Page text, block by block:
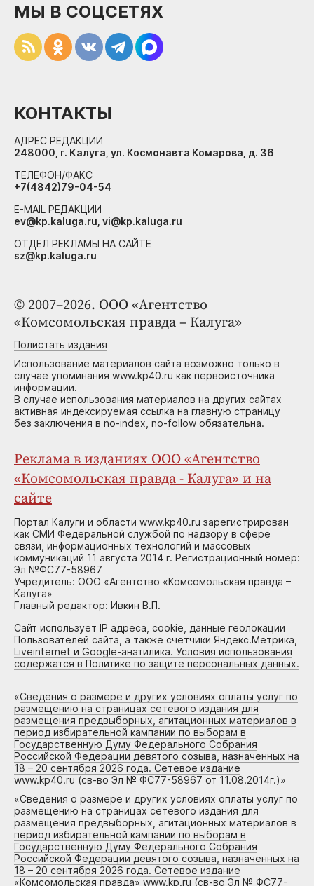
© 2007–2026. ООО «Агентство
«Комсомольская правда – Калуга»
Полистать издания
Использование материалов сайта возможно только в
случае упоминания www.kp40.ru как первоисточника
информации.
В случае использования материалов на других сайтах
активная индексируемая ссылка на главную страницу
без заключения в no-index, no-follow обязательна.
Реклама в изданиях ООО «Агентство
«Комсомольская правда - Калуга» и на
сайте
Портал Калуги и области www.kp40.ru зарегистрирован
как СМИ Федеральной службой по надзору в сфере
связи, информационных технологий и массовых
коммуникаций 11 августа 2014 г. Регистрационный номер:
Эл №ФС77-58967
Учредитель: ООО «Агентство «Комсомольская правда –
Калуга»
Главный редактор: Ивкин В.П.
Сайт использует IP адреса, cookie, данные геолокации
Пользователей сайта, а также счетчики Яндекс.Метрика,
Liveinternet и Google-анатилика. Условия использования
содержатся в Политике по защите персональных данных.
«Сведения о размере и других условиях оплаты услуг по
размещению на страницах сетевого издания для
размещения предвыборных, агитационных материалов в
период избирательной кампании по выборам в
Государственную Думу Федерального Собрания
Российской Федерации девятого созыва, назначенных на
18 – 20 сентября 2026 года. Сетевое издание
www.kp40.ru (св-во Эл № ФС77-58967 от 11.08.2014г.)»
«Сведения о размере и других условиях оплаты услуг по
размещению на страницах сетевого издания для
размещения предвыборных, агитационных материалов в
период избирательной кампании по выборам в
Государственную Думу Федерального Собрания
Российской Федерации девятого созыва, назначенных на
18 – 20 сентября 2026 года. Сетевое издание
«Комсомольская правда» www.kp.ru (св-во Эл № ФС77-
МЫ В СОЦСЕТЯХ
КОНТАКТЫ
АДРЕС РЕДАКЦИИ
248000, г. Калуга, ул. Космонавта Комарова, д. 36
ТЕЛЕФОН/ФАКС
+7(4842)79-04-54
E-MAIL РЕДАКЦИИ
ev@kp.kaluga.ru, vi@kp.kaluga.ru
ОТДЕЛ РЕКЛАМЫ НА САЙТЕ
sz@kp.kaluga.ru